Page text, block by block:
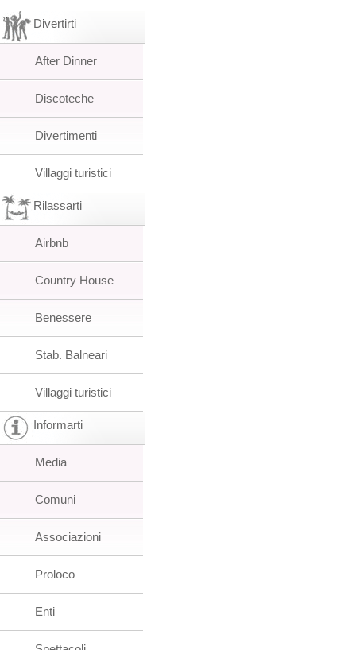
Divertirti
After Dinner
Discoteche
Divertimenti
Villaggi turistici
Rilassarti
Airbnb
Country House
Benessere
Stab. Balneari
Villaggi turistici
Informarti
Media
Comuni
Associazioni
Proloco
Enti